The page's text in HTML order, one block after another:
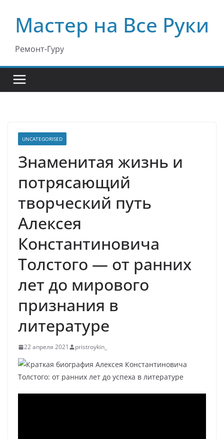
содержимому
Мастер на Все Руки
Ремонт-Гуру
UNCATEGORISED
Знаменитая жизнь и
потрясающий
творческий путь
Алексея
Константиновича
Толстого — от ранних
лет до мирового
признания в
литературе
22 апреля 2021 pristroykin_